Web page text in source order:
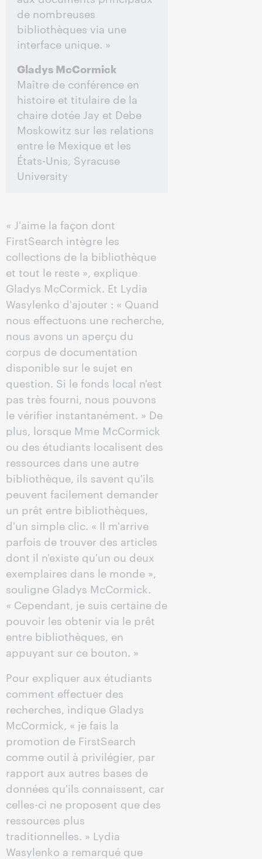
de nombreuses
bibliothèques via une
interface unique. »
Gladys McCormick
Maître de conférence en
histoire et titulaire de la
chaire dotée Jay et Debe
Moskowitz sur les relations
entre le Mexique et les
États-Unis, Syracuse
University
« J'aime la façon dont
FirstSearch intègre les
collections de la bibliothèque
et tout le reste », explique
Gladys McCormick. Et Lydia
Wasylenko d'ajouter : « Quand
nous effectuons une recherche,
nous avons un aperçu du
corpus de documentation
disponible sur le sujet en
question. Si le fonds local n'est
pas très fourni, nous pouvons
le vérifier instantanément. » De
plus, lorsque Mme McCormick
ou des étudiants localisent des
ressources dans une autre
bibliothèque, ils savent qu'ils
peuvent facilement demander
un prêt entre bibliothèques,
d'un simple clic. « Il m'arrive
parfois de trouver des articles
dont il n'existe qu'un ou deux
exemplaires dans le monde »,
souligne Gladys McCormick.
« Cependant, je suis certaine de
pouvoir les obtenir via le prêt
entre bibliothèques, en
appuyant sur ce bouton. »
Pour expliquer aux étudiants
comment effectuer des
recherches, indique Gladys
McCormick, « je fais la
promotion de FirstSearch
comme outil à privilégier, par
rapport aux autres bases de
données qu'ils connaissent, car
celles-ci ne proposent que des
ressources plus
traditionnelles. » Lydia
Wasylenko a remarqué que